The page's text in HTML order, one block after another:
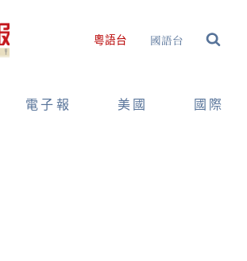
粵語台 國語台
電子報 美國 國際